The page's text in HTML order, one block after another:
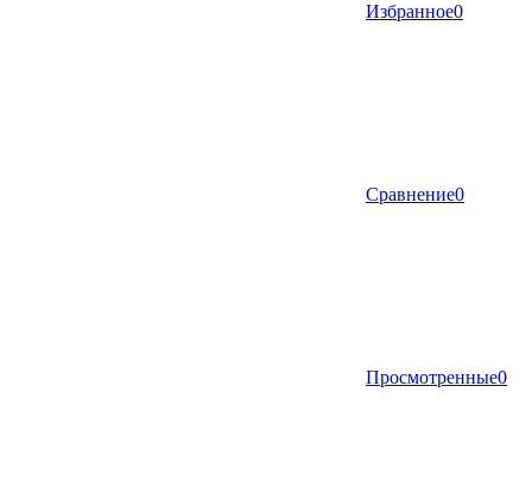
Избранное0
Сравнение0
Просмотренные0